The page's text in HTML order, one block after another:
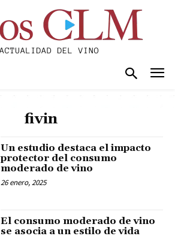
fivin
Un estudio destaca el impacto
protector del consumo
moderado de vino
26 enero, 2025
El consumo moderado de vino
se asocia a un estilo de vida